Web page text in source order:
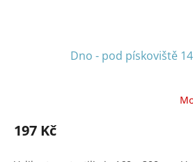
Dno - pod pískoviště
197 Kč